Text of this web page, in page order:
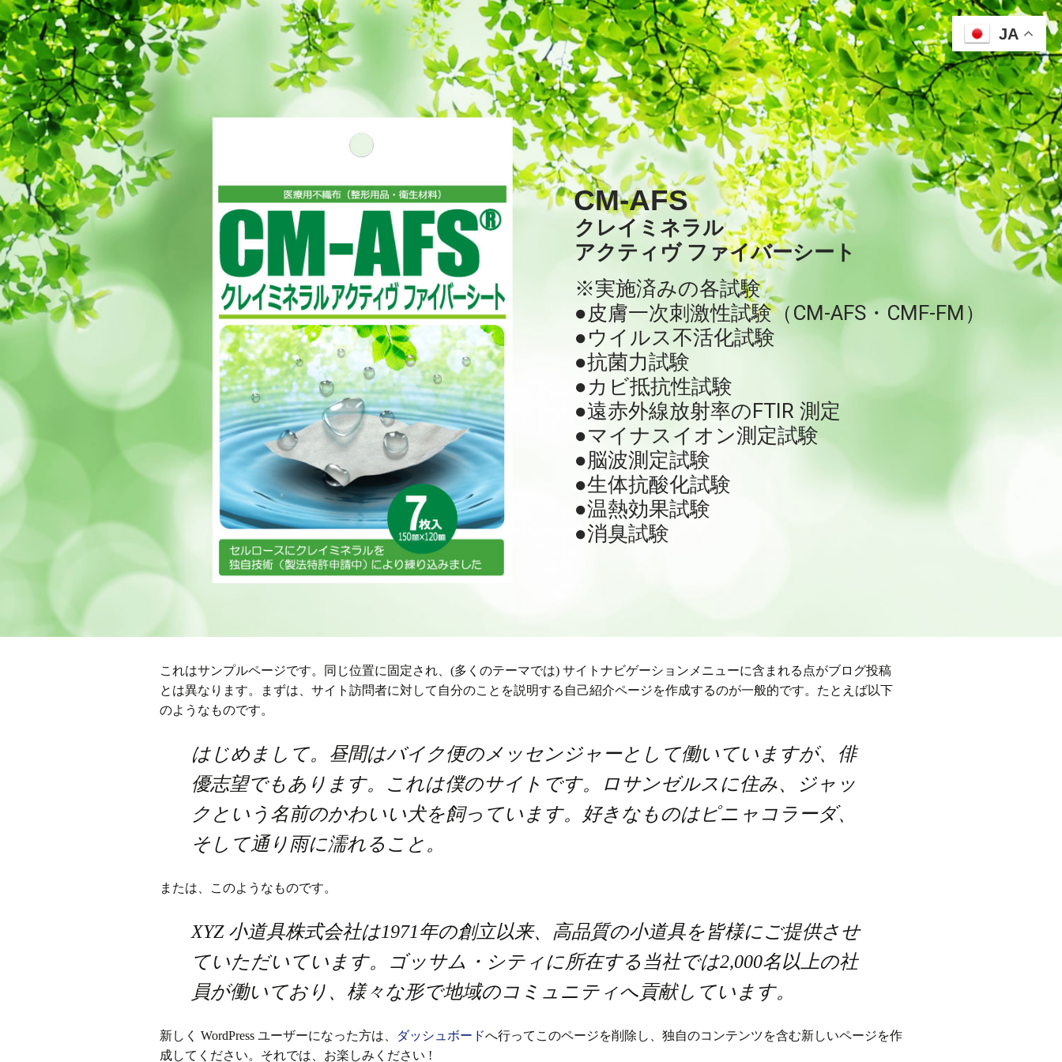
CM-AFS
クレイミネラル
アクティヴ ファイバーシート
※実施済みの各試験
●皮膚一次刺激性試験（CM-AFS・CMF-FM）
●ウイルス不活化試験
●抗菌力試験
●カビ抵抗性試験
●遠赤外線放射率のFTIR 測定
●マイナスイオン測定試験
●脳波測定試験
●生体抗酸化試験
●温熱効果試験
●消臭試験
これはサンプルページです。同じ位置に固定され、(多くのテーマでは) サイトナビゲーションメニューに含まれる点がブログ投稿
とは異なります。まずは、サイト訪問者に対して自分のことを説明する自己紹介ページを作成するのが一般的です。たとえば以下
のようなものです。
はじめまして。昼間はバイク便のメッセンジャーとして働いていますが、俳
優志望でもあります。これは僕のサイトです。ロサンゼルスに住み、ジャッ
クという名前のかわいい犬を飼っています。好きなものはピニャコラーダ、
そして通り雨に濡れること。
または、このようなものです。
XYZ 小道具株式会社は1971年の創立以来、高品質の小道具を皆様にご提供させ
ていただいています。ゴッサム・シティに所在する当社では2,000名以上の社
員が働いており、様々な形で地域のコミュニティへ貢献しています。
新しく WordPress ユーザーになった方は、 ダッシュボードへ行ってこのページを削除し、独自のコンテンツを含む新しいページを作
成してください。それでは、お楽しみください !
JA